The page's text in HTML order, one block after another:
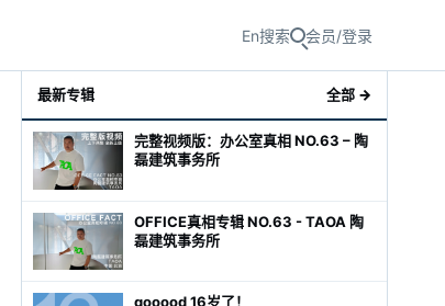
En搜索 会员/登录
最新专辑 全部 →
完整视频版：办公室真相 NO.63 – 陶
磊建筑事务所
OFFICE真相专辑 NO.63 - TAOA 陶
磊建筑事务所
gooood 16岁了！